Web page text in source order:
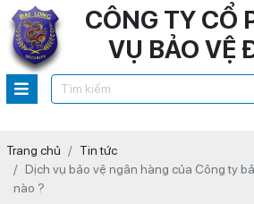
CÔNG TY CỔ
VỤ BẢO VỆ
Trang chủ
Tin tức
Dịch vụ bảo vệ ngân hàng của Công ty
nào ?